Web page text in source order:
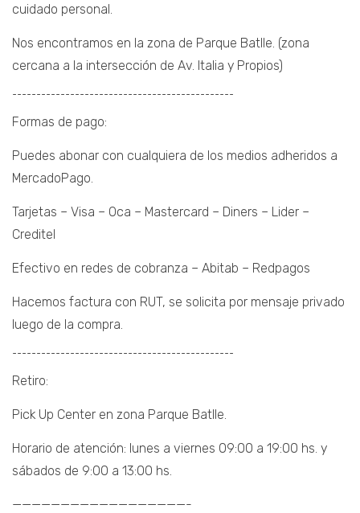
cuidado personal.
Nos encontramos en la zona de Parque Batlle. (zona
cercana a la intersección de Av. Italia y Propios)
¯¯¯¯¯¯¯¯¯¯¯¯¯¯¯¯¯¯¯¯¯¯¯¯¯¯¯¯¯¯¯¯¯¯¯¯¯¯¯¯¯¯¯¯¯¯
Formas de pago:
Puedes abonar con cualquiera de los medios adheridos a
MercadoPago.
Tarjetas – Visa – Oca – Mastercard – Diners – Lider –
Creditel
Efectivo en redes de cobranza – Abitab – Redpagos
Hacemos factura con RUT, se solicita por mensaje privado
luego de la compra.
¯¯¯¯¯¯¯¯¯¯¯¯¯¯¯¯¯¯¯¯¯¯¯¯¯¯¯¯¯¯¯¯¯¯¯¯¯¯¯¯¯¯¯¯¯¯
Retiro:
Pick Up Center en zona Parque Batlle.
Horario de atención: lunes a viernes 09:00 a 19:00 hs. y
sábados de 9:00 a 13:00 hs.
——————————————————-